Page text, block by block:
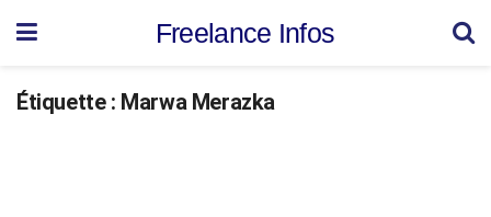
Freelance Infos
Étiquette : Marwa Merazka